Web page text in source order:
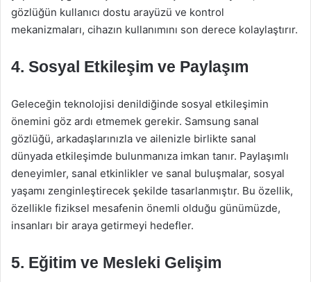
gözlüğün kullanıcı dostu arayüzü ve kontrol
mekanizmaları, cihazın kullanımını son derece kolaylaştırır.
4. Sosyal Etkileşim ve Paylaşım
Geleceğin teknolojisi denildiğinde sosyal etkileşimin
önemini göz ardı etmemek gerekir. Samsung sanal
gözlüğü, arkadaşlarınızla ve ailenizle birlikte sanal
dünyada etkileşimde bulunmanıza imkan tanır. Paylaşımlı
deneyimler, sanal etkinlikler ve sanal buluşmalar, sosyal
yaşamı zenginleştirecek şekilde tasarlanmıştır. Bu özellik,
özellikle fiziksel mesafenin önemli olduğu günümüzde,
insanları bir araya getirmeyi hedefler.
5. Eğitim ve Mesleki Gelişim